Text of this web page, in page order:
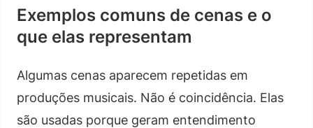
Exemplos comuns de cenas e o
que elas representam
Algumas cenas aparecem repetidas em
produções musicais. Não é coincidência. Elas
são usadas porque geram entendimento